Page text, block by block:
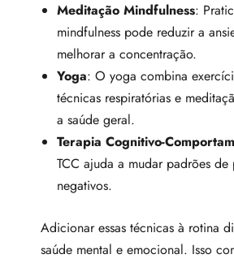
Meditação Mindfulness:
mindfulness pode reduzir a
melhorar a concentração.
Yoga: O yoga combina
técnicas respiratórias e
a saúde geral.
Terapia Cognitivo-
TCC ajuda a mudar padrões de
negativos.
Adicionar essas técnicas à rotina
saúde mental e emocional. Isso